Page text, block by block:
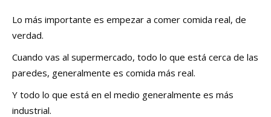
Lo más importante es empezar a comer comida real, de
verdad.
Cuando vas al supermercado, todo lo que está cerca de las
paredes, generalmente es comida más real.
Y todo lo que está en el medio generalmente es más
industrial.